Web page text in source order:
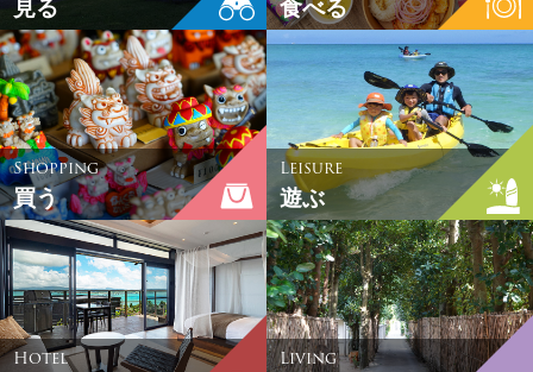
見る
食べる
Shopping
買う
Leisure
遊ぶ
Hotel
Living